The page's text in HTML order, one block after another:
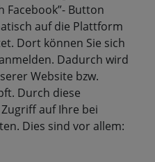
Facebook”- Button
auf die Plattform
Dort können Sie sich
Dadurch wird
Website bzw.
Durch diese
auf Ihre bei
Dies sind vor allem: